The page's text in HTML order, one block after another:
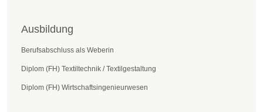
Ausbildung
Berufsabschluss als Weberin
Diplom (FH) Textiltechnik / Textilgestaltung
Diplom (FH) Wirtschaftsingenieurwesen